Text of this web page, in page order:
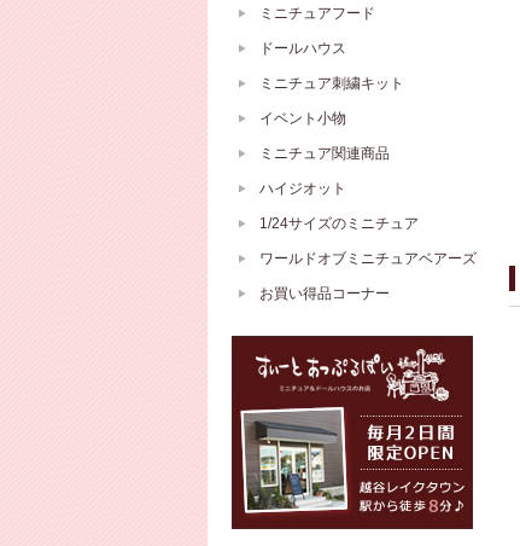
ミニチュアフード
ドールハウス
ミニチュア刺繍キット
イベント小物
ミニチュア関連商品
ハイジオット
1/24サイズのミニチュア
ワールドオブミニチュアベアーズ
お買い得品コーナー